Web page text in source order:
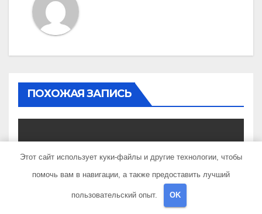
ПОХОЖАЯ ЗАПИСЬ
Мавлетбердин Ильдар
Маратович — биография и
достижения талантливого
Этот сайт использует куки-файлы и другие технологии, чтобы
помочь вам в навигации, а также предоставить лучший
пользовательский опыт. OK